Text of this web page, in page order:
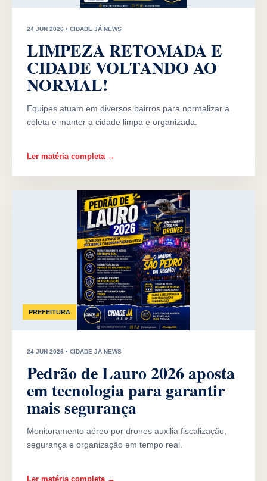
24 JUN 2026 • CIDADE JÁ NEWS
LIMPEZA RETOMADA E
CIDADE VOLTANDO AO
NORMAL!
Equipes atuam em diversos bairros para normalizar a
coleta e manter a cidade limpa e organizada.
Ler matéria completa →
PREFEITURA
24 JUN 2026 • CIDADE JÁ NEWS
Pedrão de Lauro 2026 aposta
em tecnologia para garantir
mais segurança
Monitoramento aéreo por drones auxilia fiscalização,
segurança e organização em tempo real.
Ler matéria completa →